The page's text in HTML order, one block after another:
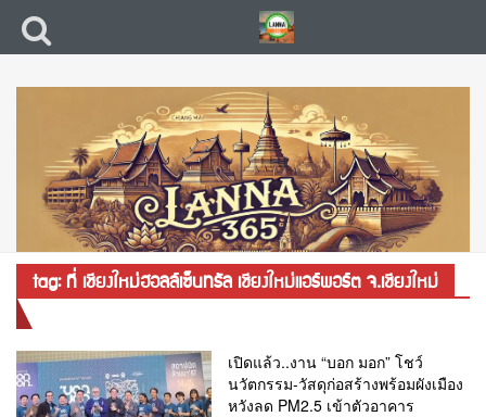
tag: ที่ เชียงใหม่ฮอลล์เซ็นทรัล เชียงใหม่แอร์พอร์ต จ.เชียงใหม่
เปิดแล้ว..งาน “บอก มอก” โชว์
นวัตกรรม-วัสดุก่อสร้างพร้อมผังเมือง
หวังลด PM2.5 เข้าตัวอาคาร